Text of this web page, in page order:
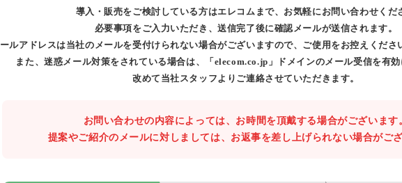
導入・販売をご検討している方はエレコムまで、お気軽にお問い合わせくだ
必要事項をご入力いただき、送信完了後に確認メールが送信されます。
ルアドレスは当社のメールを受付けられない場合がございますので、ご使用をお控えくださ
また、迷惑メール対策をされている場合は、「elecom.co.jp」ドメインのメール受信を有効
改めて当社スタッフよりご連絡させていただきます。
お問い合わせの内容によっては、お時間を頂戴する場合がございます
提案やご紹介のメールに対しましては、お返事を差し上げられない場合がござ